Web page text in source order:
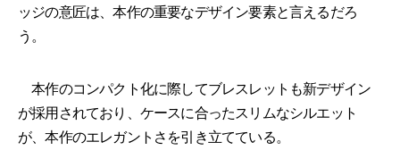
ッジの意匠は、本作の重要なデザイン要素と言えるだろ
う。
本作のコンパクト化に際してブレスレットも新デザイン
が採用されており、ケースに合ったスリムなシルエット
が、本作のエレガントさを引き立てている。